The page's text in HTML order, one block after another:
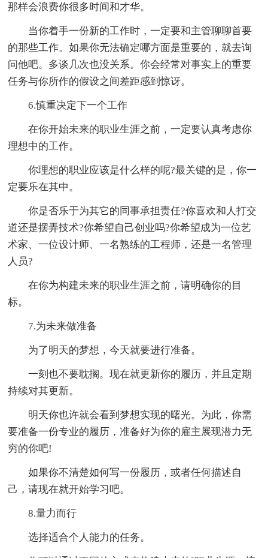
那样会浪费你很多时间和才华。
当你着手一份新的工作时，一定要和主管聊聊首要
的那些工作。如果你无法确定哪方面是重要的，就去询
问他吧。多谈几次也没关系。你会经常对事实上的重要
任务与你所作的假设之间差距感到惊讶。
6.慎重决定下一个工作
在你开始未来的职业生涯之前，一定要认真考虑你
理想中的工作。
你理想的职业应该是什么样的呢?最关键的是，你一
定要乐在其中。
你是否乐于为其它的同事承担责任?你喜欢和人打交
道还是摆弄技术?你希望自己创业吗?你希望成为一位艺
术家、一位设计师、一名熟练的工程师，还是一名管理
人员?
在你为构建未来的职业生涯之前，请明确你的目
标。
7.为未来做准备
为了明天的梦想，今天就要进行准备。
一刻也不要耽搁。现在就更新你的履历，并且定期
持续对其更新。
明天你也许就会看到梦想实现的曙光。为此，你需
要准备一份专业的履历，准备好为你的雇主展现潜力无
穷的你吧!
如果你不清楚如何写一份履历，或者任何描述自
己，请现在就开始学习吧。
8.量力而行
选择适合个人能力的任务。